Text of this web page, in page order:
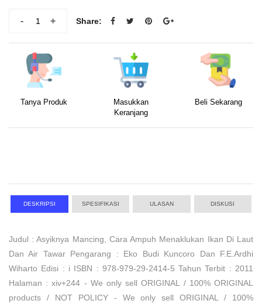
+
- Share:
Tanya Produk
Masukkan
Keranjang
Beli Sekarang
DESKRIPSI SPESIFIKASI ULASAN DISKUSI
Judul : Asyiknya Mancing, Cara Ampuh Menaklukan Ikan Di Laut
Dan Air Tawar Pengarang : Eko Budi Kuncoro Dan F.E.Ardhi
Wiharto Edisi : i ISBN : 978-979-29-2414-5 Tahun Terbit : 2011
Halaman : xiv+244 - We only sell ORIGINAL / 100% ORIGINAL
products / NOT POLICY - We only sell ORIGINAL / 100%